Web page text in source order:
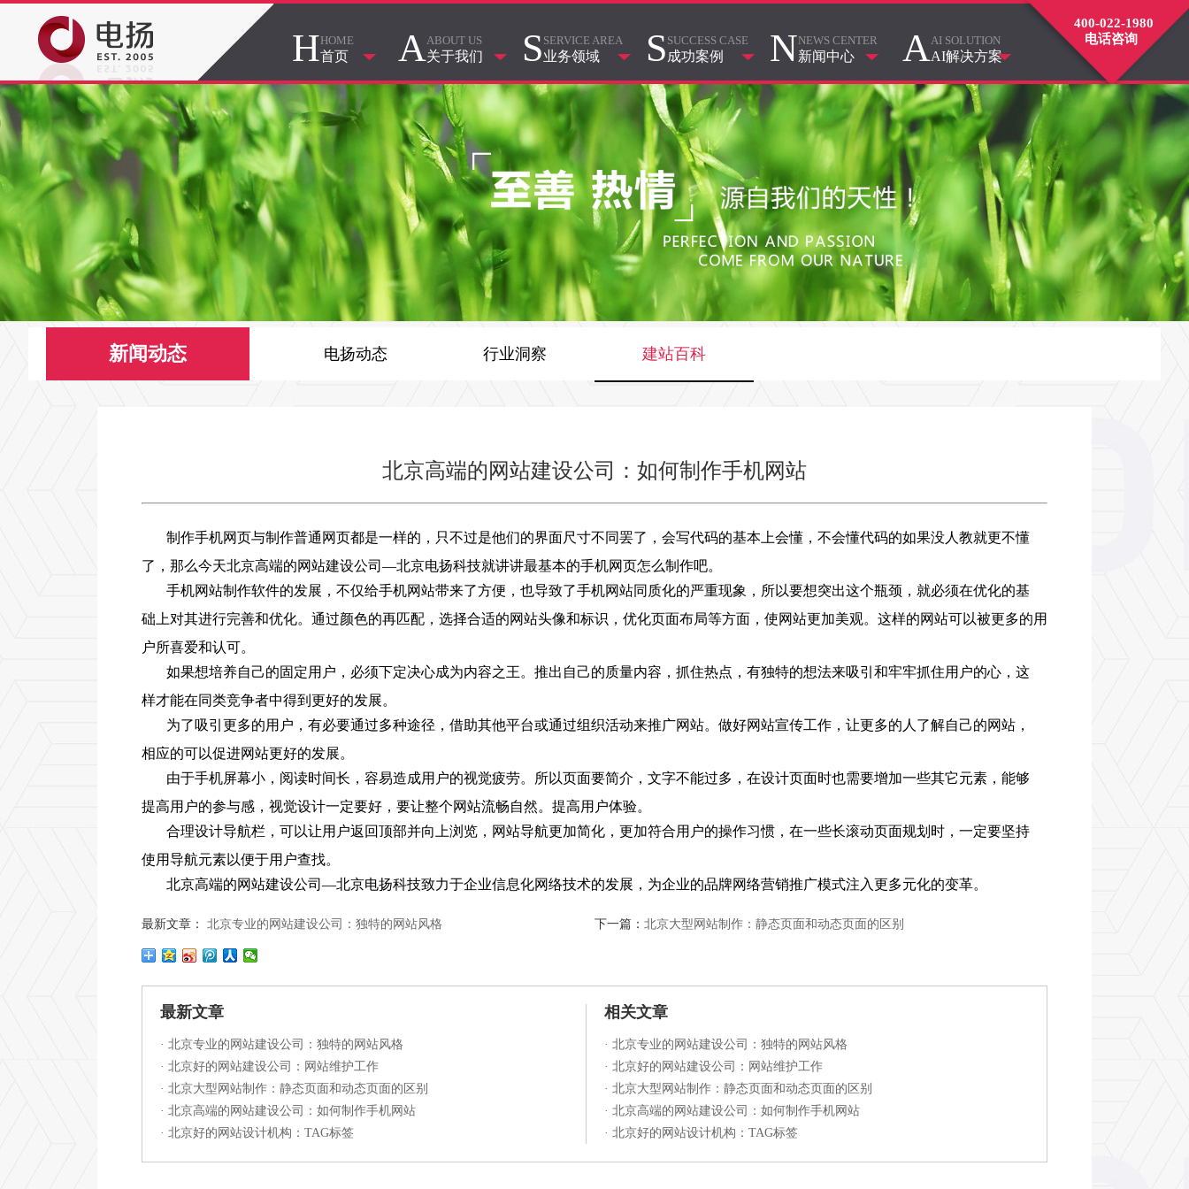
HHOME
首页 AABOUT US
关于我们 S SERVICE AREA
业务领域 S SUCCESS CASE
成功案例 NNEWS CENTER
新闻中心 AAI SOLUTION
AI解决方案
400-022-1980
电话咨询
新闻动态 电扬动态 行业洞察 建站百科
北京高端的网站建设公司：如何制作手机网站
制作手机网页与制作普通网页都是一样的，只不过是他们的界面尺寸不同罢了，会写代码的基本上会懂，不会懂代码的如果没人教就更不懂
了，那么今天北京高端的网站建设公司—北京电扬科技就讲讲最基本的手机网页怎么制作吧。
手机网站制作软件的发展，不仅给手机网站带来了方便，也导致了手机网站同质化的严重现象，所以要想突出这个瓶颈，就必须在优化的基
础上对其进行完善和优化。通过颜色的再匹配，选择合适的网站头像和标识，优化页面布局等方面，使网站更加美观。这样的网站可以被更多的用
户所喜爱和认可。
如果想培养自己的固定用户，必须下定决心成为内容之王。推出自己的质量内容，抓住热点，有独特的想法来吸引和牢牢抓住用户的心，这
样才能在同类竞争者中得到更好的发展。
为了吸引更多的用户，有必要通过多种途径，借助其他平台或通过组织活动来推广网站。做好网站宣传工作，让更多的人了解自己的网站，
相应的可以促进网站更好的发展。
由于手机屏幕小，阅读时间长，容易造成用户的视觉疲劳。所以页面要简介，文字不能过多，在设计页面时也需要增加一些其它元素，能够
提高用户的参与感，视觉设计一定要好，要让整个网站流畅自然。提高用户体验。
合理设计导航栏，可以让用户返回顶部并向上浏览，网站导航更加简化，更加符合用户的操作习惯，在一些长滚动页面规划时，一定要坚持
使用导航元素以便于用户查找。
北京高端的网站建设公司—北京电扬科技致力于企业信息化网络技术的发展，为企业的品牌网络营销推广模式注入更多元化的变革。
最新文章： 北京专业的网站建设公司：独特的网站风格 下一篇： 北京大型网站制作：静态页面和动态页面的区别
最新文章
· 北京专业的网站建设公司：独特的网站风格
· 北京好的网站建设公司：网站维护工作
· 北京大型网站制作：静态页面和动态页面的区别
· 北京高端的网站建设公司：如何制作手机网站
· 北京好的网站设计机构：TAG标签
相关文章
· 北京专业的网站建设公司：独特的网站风格
· 北京好的网站建设公司：网站维护工作
· 北京大型网站制作：静态页面和动态页面的区别
· 北京高端的网站建设公司：如何制作手机网站
· 北京好的网站设计机构：TAG标签